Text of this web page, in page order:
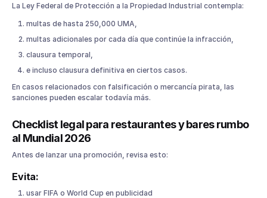
La Ley Federal de Protección a la Propiedad Industrial contempla:
multas de hasta 250,000 UMA,
multas adicionales por cada día que continúe la infracción,
clausura temporal,
e incluso clausura definitiva en ciertos casos.
En casos relacionados con falsificación o mercancía pirata, las
sanciones pueden escalar todavía más.
Checklist legal para restaurantes y bares rumbo
al Mundial 2026
Antes de lanzar una promoción, revisa esto:
Evita:
usar FIFA o World Cup en publicidad